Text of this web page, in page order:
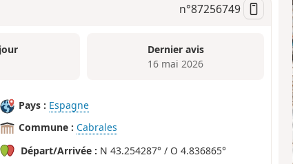
n°87256749
Dernier avis
16 mai 2026
Pays : Espagne
Commune : Cabrales
Départ/Arrivée : N 43.254287° / O 4.836865°